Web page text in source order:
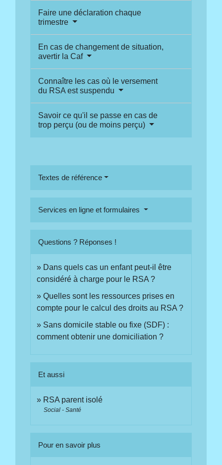
Faire une déclaration chaque
trimestre
En cas de changement de situation,
avertir la Caf
Connaître les cas où le versement
du RSA est suspendu
Savoir ce qu'il se passe en cas de
trop perçu (ou de moins perçu)
Textes de référence
Services en ligne et formulaires
Questions ? Réponses !
Dans quels cas un enfant peut-il être
considéré à charge pour le RSA ?
Quelles sont les ressources prises en
compte pour le calcul des droits au RSA ?
Sans domicile stable ou fixe (SDF) :
comment obtenir une domiciliation ?
Et aussi
RSA parent isolé
Social - Santé
Pour en savoir plus